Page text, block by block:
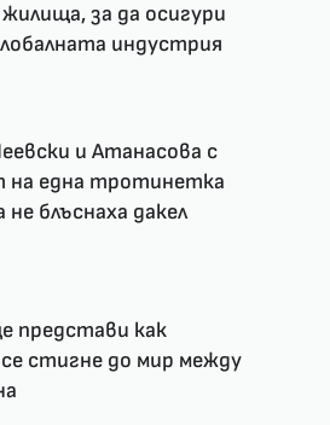
за да осигури
индустрия
и Атанасова с
на една тротинетка
блъснаха дакел
представи как
стигне до мир между